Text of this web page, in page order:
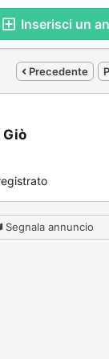
Inserisci un
Precedente
Giò
Segnala annuncio